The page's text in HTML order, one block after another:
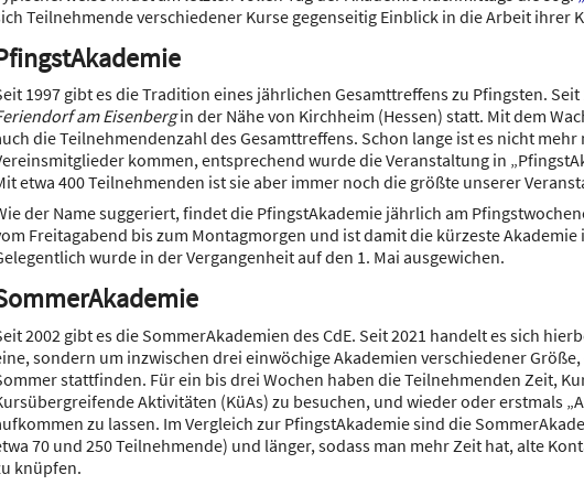
Teilnehmende verschiedener Kurse gegenseitig Einblick in die Arbeit ihrer
1997 gibt es die Tradition eines jährlichen Gesamttreffens zu Pfingsten.
am Eisenbergin der Nähe von Kirchheim (Hessen) statt. Mit dem
die Teilnehmendenzahl des Gesamttreffens. Schon lange ist es nicht mehr
kommen, entsprechend wurde die Veranstaltung in
etwa 400 Teilnehmenden ist sie aber immer noch die größte unserer
der Name suggeriert, findet die PfingstAkademie jährlich am
Freitagabend bis zum Montagmorgen und ist damit die kürzeste
wurde in der Vergangenheit auf den 1. Mai ausgewichen.
2002 gibt es die SommerAkademien des CdE. Seit 2021 handelt es sich
sondern um inzwischen drei einwöchige Akademien verschiedener
stattfinden. Für ein bis drei Wochen haben die Teilnehmenden Zeit,
Aktivitäten (KüAs) zu besuchen, und wieder oder erstmals
zu lassen. Im Vergleich zur PfingstAkademie sind die
70 und 250 Teilnehmende) und länger, sodass man mehr Zeit hat, alte
knüpfen.